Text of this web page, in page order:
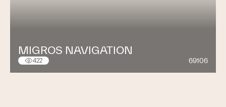
MIGROS NAVIGATION
422 69106